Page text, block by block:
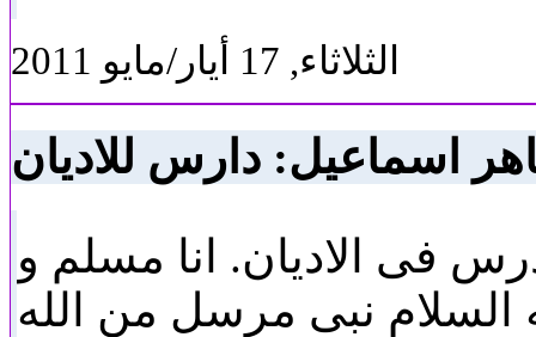
الثلاثاء, 17 أيار/مايو 2011
اسماعيل: دارس للاديان
فى الاديان. انا مسلم و
نبى مرسل من الله